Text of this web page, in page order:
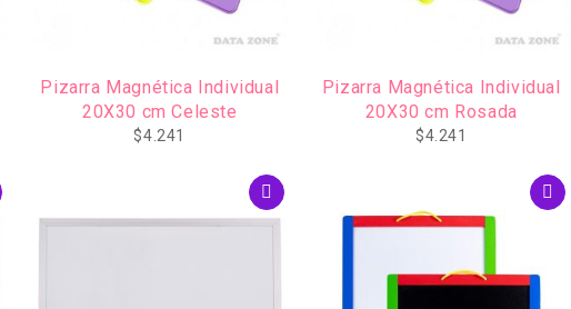
Pizarra Magnética Individual
20X30 cm Celeste
$4.241
Pizarra Magnética Individual
20X30 cm Rosada
$4.241